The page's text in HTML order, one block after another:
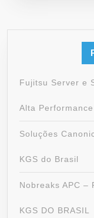
Fujitsu Server e
Alta
Soluções
KGS do Brasil
Nobreaks APC –
KGS DO BRASIL